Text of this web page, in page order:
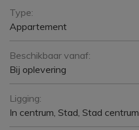
Type:
Appartement
Beschikbaar vanaf:
Bij oplevering
Ligging:
In centrum, Stad, Stad centrum